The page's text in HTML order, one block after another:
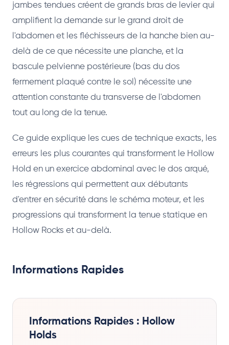
jambes tendues créent de grands bras de levier qui
amplifient la demande sur le grand droit de
l'abdomen et les fléchisseurs de la hanche bien au-
delà de ce que nécessite une planche, et la
bascule pelvienne postérieure (bas du dos
fermement plaqué contre le sol) nécessite une
attention constante du transverse de l'abdomen
tout au long de la tenue.
Ce guide explique les cues de technique exacts, les
erreurs les plus courantes qui transforment le Hollow
Hold en un exercice abdominal avec le dos arqué,
les régressions qui permettent aux débutants
d'entrer en sécurité dans le schéma moteur, et les
progressions qui transforment la tenue statique en
Hollow Rocks et au-delà.
Informations Rapides
Informations Rapides : Hollow
Holds